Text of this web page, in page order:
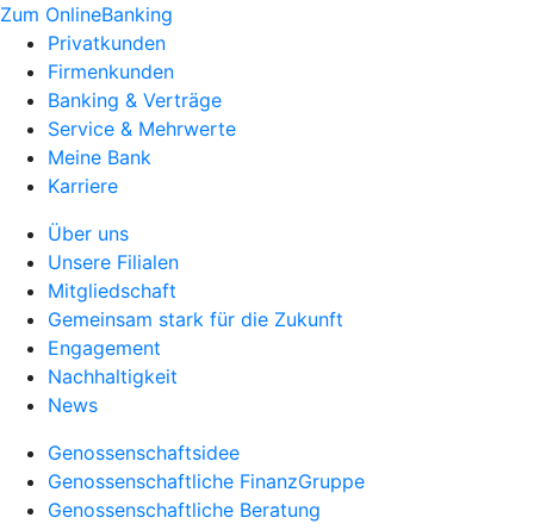
Zum OnlineBanking
Privatkunden
Firmenkunden
Banking & Verträge
Service & Mehrwerte
Meine Bank
Karriere
Über uns
Unsere Filialen
Mitgliedschaft
Gemeinsam stark für die Zukunft
Engagement
Nachhaltigkeit
News
Genossenschaftsidee
Genossenschaftliche FinanzGruppe
Genossenschaftliche Beratung